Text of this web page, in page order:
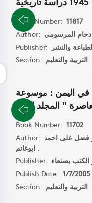
Book Number: 11817
Author: المرسومي
Publisher: والنشر
Section: التربية والتعليم
في اليمن : موسوعة
Book Number: 11702
Author: فضل على احمد
ابوغانم .
Publisher: الكتب بصنعاء
Publish Date: 1/7/
Section: التربية والتعليم